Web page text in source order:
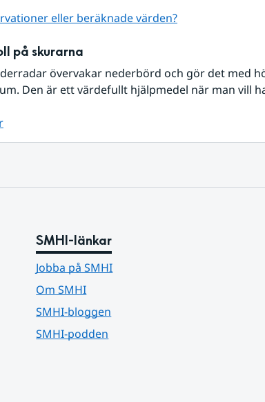
eller beräknade värden?
på skurarna
övervakar nederbörd och gör det med
Den är ett värdefullt hjälpmedel när man vill
SMHI-länkar
Jobba på SMHI
Om SMHI
SMHI-bloggen
SMHI-podden